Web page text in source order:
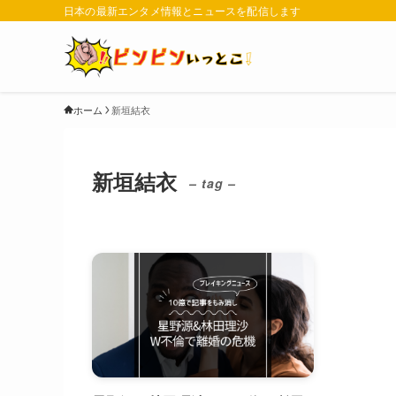
日本の最新エンタメ情報とニュースを配信します
ホーム 新垣結衣
新垣結衣 – tag –